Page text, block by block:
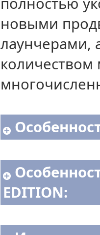
новыми
лаунчерами,
EDITION: